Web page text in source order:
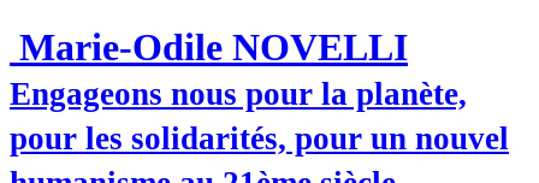
Marie-Odile NOVELLI
Engageons nous pour la planète,
pour les solidarités, pour un nouvel